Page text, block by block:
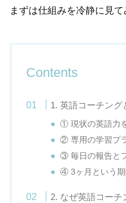
まずは仕組みを冷静に見て
Contents
1. 英語コーチン
① 現状の英語力
② 専用の学習プ
③ 毎日の報告と
④ 3ヶ月という期
2. なぜ英語コーチ